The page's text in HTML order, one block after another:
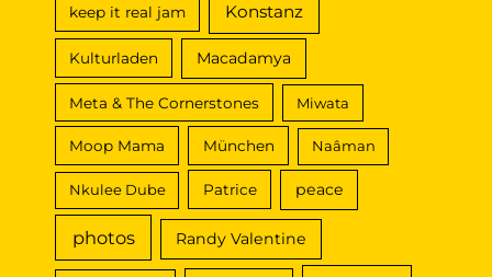
keep it real jam Konstanz
Kulturladen Macadamya
Meta & The Cornerstones Miwata
Moop Mama München Naâman
Nkulee Dube Patrice peace
photos Randy Valentine